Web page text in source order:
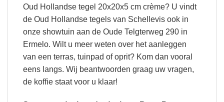
Oud Hollandse tegel 20x20x5 cm crème? U vindt
de Oud Hollandse tegels van Schellevis ook in
onze showtuin aan de Oude Telgterweg 290 in
Ermelo. Wilt u meer weten over het aanleggen
van een terras, tuinpad of oprit? Kom dan vooral
eens langs. Wij beantwoorden graag uw vragen,
de koffie staat voor u klaar!